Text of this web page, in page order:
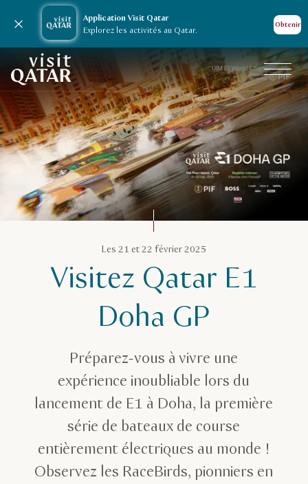
Application Visit Qatar
Explorez les activités au Qatar.
Obtenir
Fermer la notification
Page d’accueil de Visit Qatar
Calendrier des événements au Qatar
Les 21 et 22 février 2025
Visitez Qatar E1
Doha GP
Préparez-vous à vivre une
expérience inoubliable lors du
lancement de E1 à Doha, la première
série de bateaux de course
entièrement électriques au monde !
Observez les RaceBirds, pionniers en